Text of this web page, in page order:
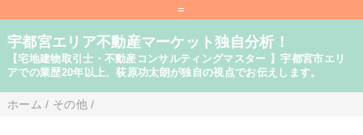
=
宇都宮エリア不動産マーケット独自分析！
【宅地建物取引士・不動産コンサルティングマスター 】宇都宮市エリ
アでの業歴20年以上、荻原功太朗が独自の視点でお伝えします。
ホーム / その他/